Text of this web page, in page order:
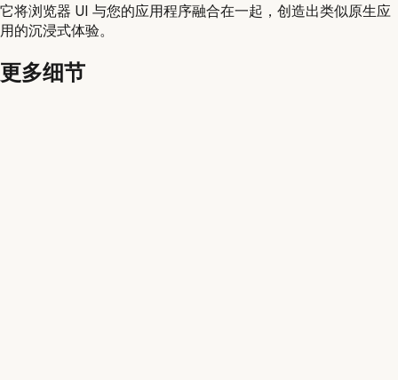
它将浏览器 UI 与您的应用程序融合在一起，创造出类似原生应
用的沉浸式体验。
更多细节